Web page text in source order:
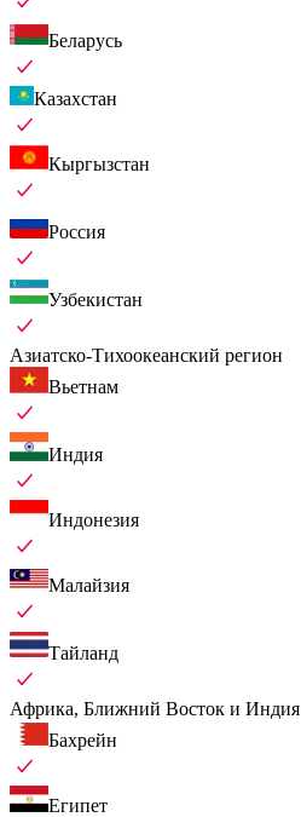
Беларусь
Казахстан
Кыргызстан
Россия
Узбекистан
Азиатско-Тихоокеанский регион
Вьетнам
Индия
Индонезия
Малайзия
Тайланд
Африка, Ближний Восток и Индия
Бахрейн
Египет